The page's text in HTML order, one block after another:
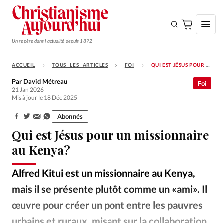
Un repère dans l'actualité depuis 1872
S'ABONNER
Monde
Opinions
Tous les articles
Faire un don
Se connecter
ACCUEIL TOUS LES ARTICLES FOI QUI EST JÉSUS POUR UN MISSIONNAIRE AU KENYA?
Qui est Jésus pour un missionnaire
au Kenya?
Alfred Kitui est un missionnaire au Kenya,
mais il se présente plutôt comme un «ami». Il
œuvre pour créer un pont entre les pauvres
urbains et ruraux, misant sur la collaboration.
Foi
Par David Métreau
21 Jan 2026
Mis à jour le 18 Déc 2025
Partager: Abonnés